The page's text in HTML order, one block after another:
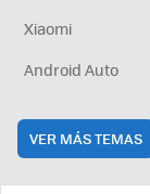
Xiaomi
Android Auto
VER MÁS TEMAS